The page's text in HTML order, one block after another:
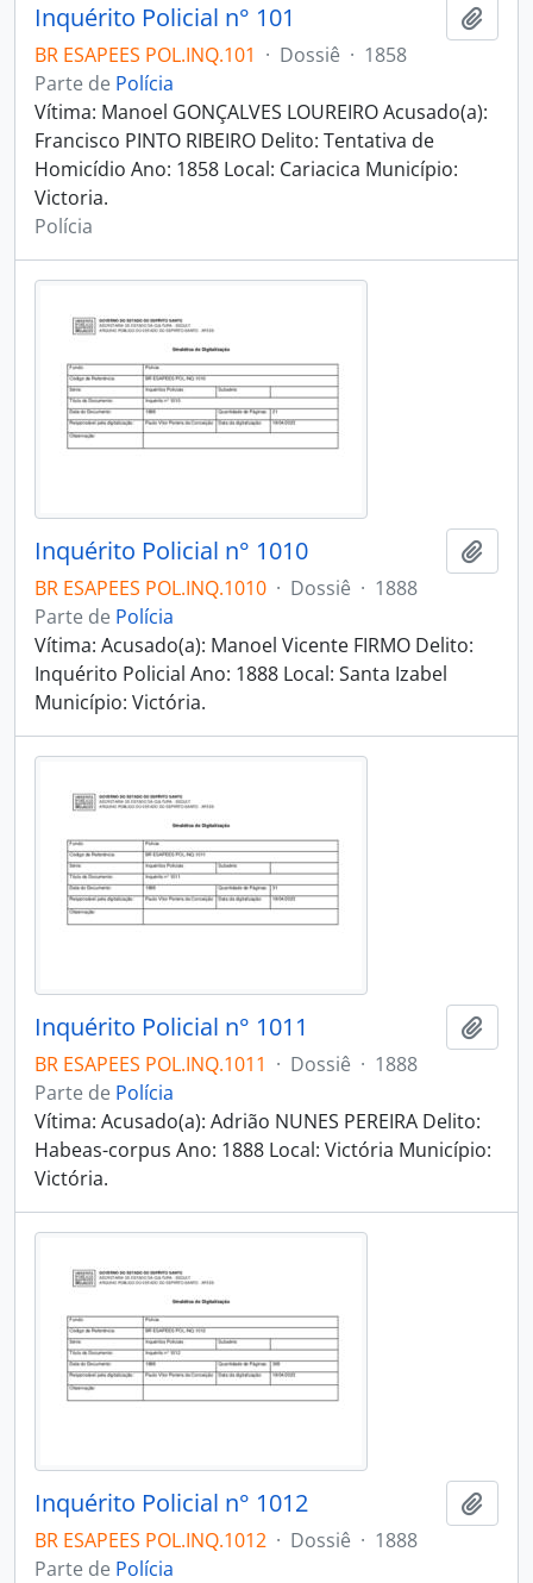
Inquérito Policial n° 101
BR ESAPEES POL.INQ.101 · Dossiê · 1858
Parte de Polícia
Vítima: Manoel GONÇALVES LOUREIRO Acusado(a):
Francisco PINTO RIBEIRO Delito: Tentativa de
Homicídio Ano: 1858 Local: Cariacica Município:
Victoria.
Polícia
Inquérito Policial n° 1010
BR ESAPEES POL.INQ.1010 · Dossiê · 1888
Parte de Polícia
Vítima: Acusado(a): Manoel Vicente FIRMO Delito:
Inquérito Policial Ano: 1888 Local: Santa Izabel
Município: Victória.
Inquérito Policial n° 1011
BR ESAPEES POL.INQ.1011 · Dossiê · 1888
Parte de Polícia
Vítima: Acusado(a): Adrião NUNES PEREIRA Delito:
Habeas-corpus Ano: 1888 Local: Victória Município:
Victória.
Inquérito Policial n° 1012
BR ESAPEES POL.INQ.1012 · Dossiê · 1888
Parte de Polícia